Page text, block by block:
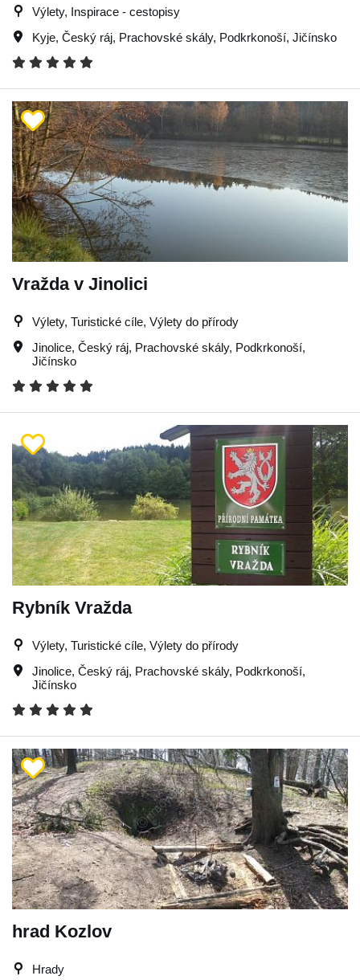
Výlety, Inspirace - cestopisy
Kyje, Český ráj, Prachovské skály, Podkrkonoší, Jičínsko
Vražda v Jinolici
Výlety, Turistické cíle, Výlety do přírody
Jinolice, Český ráj, Prachovské skály, Podkrkonoší,
Jičínsko
Rybník Vražda
Výlety, Turistické cíle, Výlety do přírody
Jinolice, Český ráj, Prachovské skály, Podkrkonoší,
Jičínsko
hrad Kozlov
Hrady